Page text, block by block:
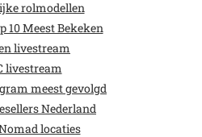
rolmodellen
10 Meest Bekeken
livestream
livestream
meest gevolgd
Nederland
locaties